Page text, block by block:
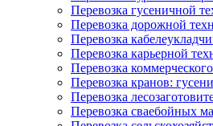
Перевозка гусеничной
Перевозка дорожной
Перевозка
Перевозка карьерной
Перевозка
Перевозка кранов:
Перевозка
Перевозка сваебойных